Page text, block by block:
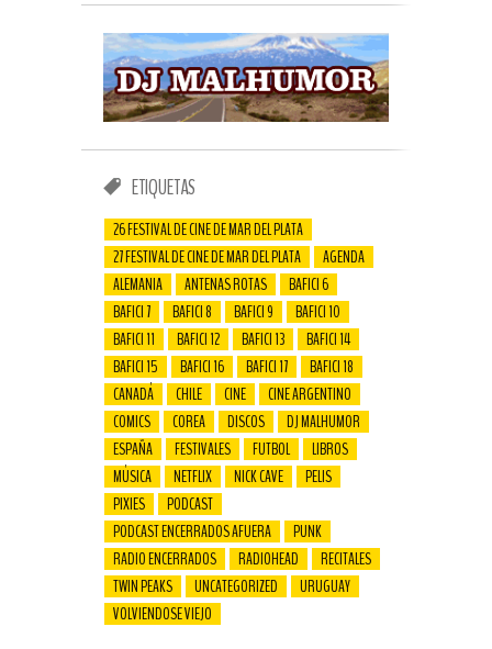
ETIQUETAS
26 FESTIVAL DE CINE DE MAR DEL PLATA
27 FESTIVAL DE CINE DE MAR DEL PLATA
AGENDA
ALEMANIA
ANTENAS ROTAS
BAFICI 6
BAFICI 7
BAFICI 8 BAFICI 9
BAFICI 10
BAFICI 11
BAFICI 12 BAFICI 13
BAFICI 14
BAFICI 15
BAFICI 16 BAFICI 17
BAFICI 18
CANADÁ
CHILE CINE
CINE ARGENTINO
COMICS
COREA DISCOS
DJ MALHUMOR
ESPAÑA
FESTIVALES FUTBOL
LIBROS
MÚSICA
NETFLIX NICK CAVE
PELIS
PIXIES
PODCAST
PODCAST ENCERRADOS AFUERA
PUNK
RADIO ENCERRADOS
RADIOHEAD
RECITALES
TWIN PEAKS
UNCATEGORIZED
URUGUAY
VOLVIENDOSE VIEJO